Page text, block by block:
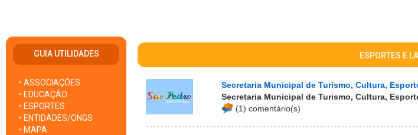
GUIA UTILIDADES
• ASSOCIAÇÕES
• EDUCAÇÃO
• ESPORTES
• ENTIDADES/ONGS
• MAPA
ESPORTES E
Secretaria Municipal de Turismo, Cultura,
Secretaria Municipal de Turismo, Cultura,
(1) comentário(s)